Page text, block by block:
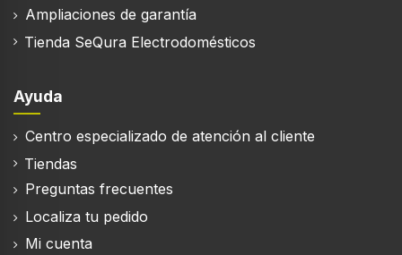
Ampliaciones de garantía
Tienda SeQura Electrodomésticos
Ayuda
Centro especializado de atención al cliente
Tiendas
Preguntas frecuentes
Localiza tu pedido
Mi cuenta